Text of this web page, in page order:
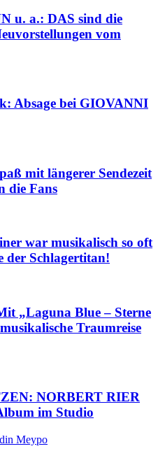
u. a.: DAS sind die
vom
Absage bei GIOVANNI
mit längerer Sendezeit
die Fans
war musikalisch so oft
der Schlagertitan!
„Laguna Blue – Sterne
Traumreise
NORBERT RIER
im Studio